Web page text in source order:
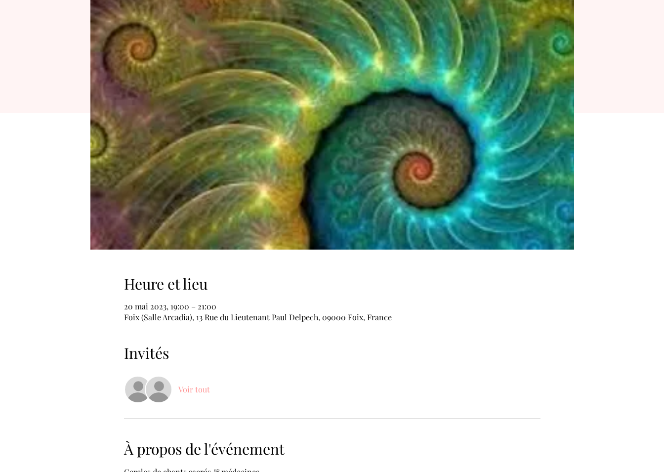
Heure et lieu
20 mai 2023, 19:00 – 21:00
Foix (Salle Arcadia), 13 Rue du Lieutenant Paul Delpech, 09000 Foix, France
Invités
Voir tout
À propos de l'événement